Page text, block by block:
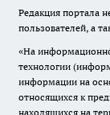
Редакция портала
пользователей, а
«На
технологии
информации на
относящихся к
находящихся на